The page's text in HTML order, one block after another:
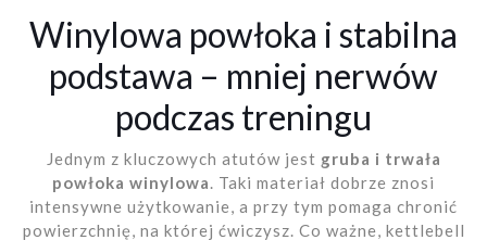
Winylowa powłoka i stabilna
podstawa – mniej nerwów
podczas treningu
Jednym z kluczowych atutów jest gruba i trwała
powłoka winylowa. Taki materiał dobrze znosi
intensywne użytkowanie, a przy tym pomaga chronić
powierzchnię, na której ćwiczysz. Co ważne, kettlebell